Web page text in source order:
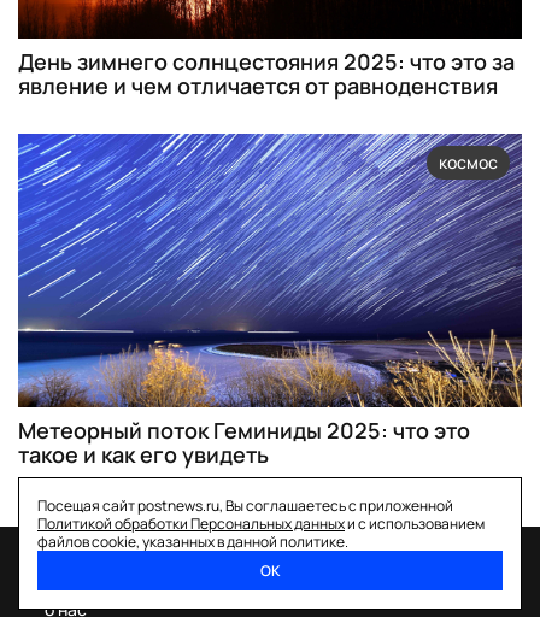
День зимнего солнцестояния 2025: что это за
явление и чем отличается от равноденствия
космос
Метеорный поток Геминиды 2025: что это
такое и как его увидеть
Посещая сайт postnews.ru, Вы соглашаетесь с приложенной
Политикой обработки Персональных данныхи с использованием
файлов cookie, указанных в данной политике.
ОК
о нас